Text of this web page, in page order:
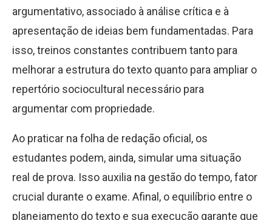
argumentativo, associado à análise crítica e à
apresentação de ideias bem fundamentadas. Para
isso, treinos constantes contribuem tanto para
melhorar a estrutura do texto quanto para ampliar o
repertório sociocultural necessário para
argumentar com propriedade.
Ao praticar na folha de redação oficial, os
estudantes podem, ainda, simular uma situação
real de prova. Isso auxilia na gestão do tempo, fator
crucial durante o exame. Afinal, o equilíbrio entre o
planejamento do texto e sua execução garante que